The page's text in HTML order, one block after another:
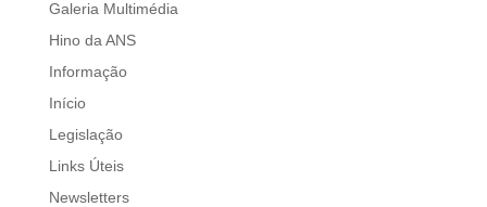
Galeria Multimédia
Hino da ANS
Informação
Início
Legislação
Links Úteis
Newsletters